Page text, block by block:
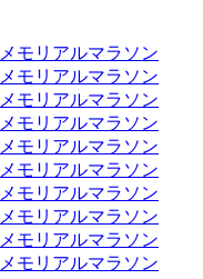
モリアルマラソン
モリアルマラソン
モリアルマラソン
モリアルマラソン
モリアルマラソン
モリアルマラソン
モリアルマラソン
モリアルマラソン
モリアルマラソン
モリアルマラソン